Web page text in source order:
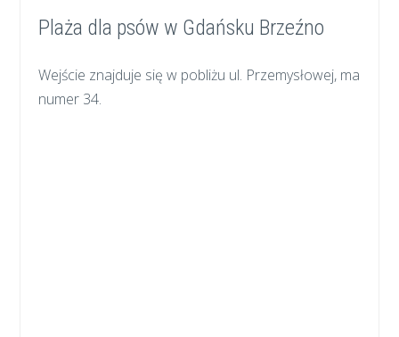
Plaża dla psów w Gdańsku Brzeźno
Wejście znajduje się w pobliżu ul. Przemysłowej, ma
numer 34.